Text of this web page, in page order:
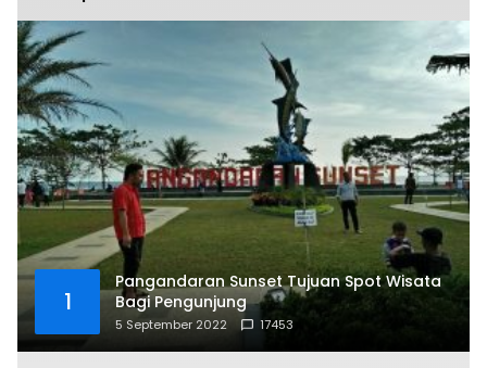
1
Pangandaran Sunset Tujuan Spot Wisata
Bagi Pengunjung
5 September 2022 17453